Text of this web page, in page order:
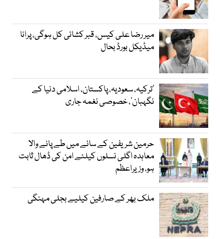
میر رضا علی کیس، قبر کشائی کل ہوگی، پرانا
میڈیکل بورڈ بحال
‘ترکیہ، سعودیہ، پاکستان، اسلامی دنیا کے
نگہبان’، خصوصی نغمہ جاری
حرمین شریفین کے سائے میں طے پانے والا
معاہدہ اگلی نسلوں کیلئے امن کی ڈھال ثابت
ہو، وزیراعظم
ملک بھر کے صارفین کیلیے بجلی مہنگی